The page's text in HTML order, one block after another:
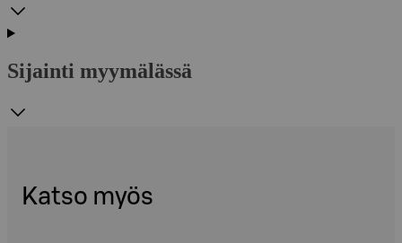
Sijainti myymälässä
Katso myös